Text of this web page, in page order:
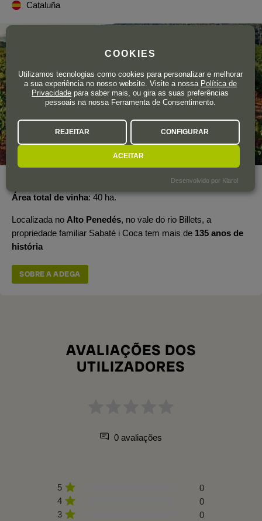
Cataluña
Área total de vinha 40 ha.
Localizada no Alto Penedés, no vale do rio Billets, a
propriedade familiar Sabaté i Coca tem mais de 135 anos de
história
SOBRE A ADEGA
AVALIAÇÕES DOS
UTILIZADORES
0 avaliações
5
0
4
0
3
0
COOKIES
Utilizamos tecnologias como cookies para personalizar e melhorar
a sua experiência no nosso website. Visite a nossa Política de
Privacidade para saber mais, ou gira as suas preferências
pessoais na nossa Ferramenta de Consentimento.
REJEITAR CONFIGURAR
ACEITAR
Desenvolvido por Klaro!